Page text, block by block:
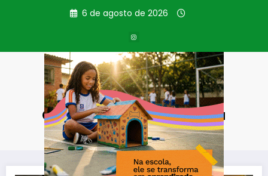
6 de agosto de 2026
Categoria: Gastronomia
Página inicial Gastronomia